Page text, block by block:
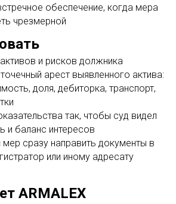
обеспечение, когда мера
чрезмерной
и рисков должника
арест выявленного актива:
доля, дебиторка, транспорт,
так, чтобы суд видел
и баланс интересов
мер сразу направить документы в
или иному адресату
ARMALEX